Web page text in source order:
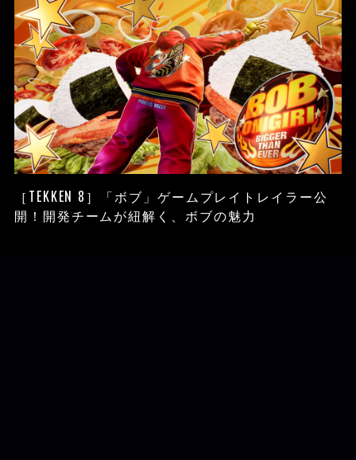
［TEKKEN 8］「ボブ」ゲームプレイトレイラー公
開！開発チームが紐解く、ボブの魅力